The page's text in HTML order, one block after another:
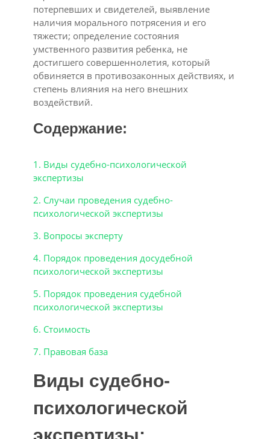
потерпевших и свидетелей, выявление
наличия морального потрясения и его
тяжести; определение состояния
умственного развития ребенка, не
достигшего совершеннолетия, который
обвиняется в противозаконных действиях, и
степень влияния на него внешних
воздействий.
Содержание:
1. Виды судебно-психологической
экспертизы
2. Случаи проведения судебно-
психологической экспертизы
3. Вопросы эксперту
4. Порядок проведения досудебной
психологической экспертизы
5. Порядок проведения судебной
психологической экспертизы
6. Стоимость
7. Правовая база
Виды судебно-
психологической